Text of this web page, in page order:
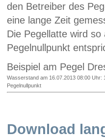
den Betreiber des
eine lange Zeit
Die Pegellatte wird
Pegelnullpunkt
Beispiel am Pegel
Wasserstand am 16.07.2013 08:00 Uhr:
Pegelnullpunkt
Download